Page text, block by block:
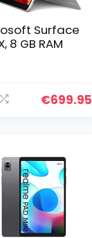
Surface
8 GB RAM
€699.95